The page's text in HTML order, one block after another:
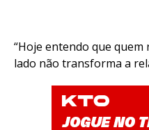
“Hoje entendo que
lado não transforma a